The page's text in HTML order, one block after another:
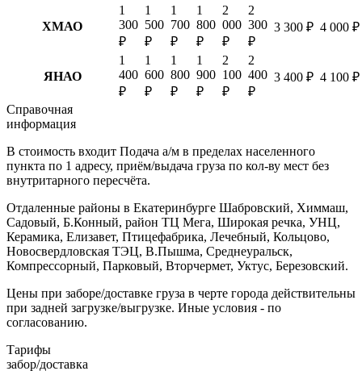
ХМАО
1
300
₽
1
500
₽
1
700
₽
1
800
₽
2
000
₽
2
300
₽
3 300 ₽ 4 000 ₽
ЯНАО
1
400
₽
1
600
₽
1
800
₽
1
900
₽
2
100
₽
2
400
₽
3 400 ₽ 4 100 ₽
Справочная
информация
В стоимость входит Подача а/м в пределах населенного
пункта по 1 адресу, приём/выдача груза по кол-ву мест без
внутритарного пересчёта.
Отдаленные районы в Екатеринбурге Шабровский, Химмаш,
Садовый, Б.Конный, район ТЦ Мега, Широкая речка, УНЦ,
Керамика, Елизавет, Птицефабрика, Лечебный, Кольцово,
Новосвердловская ТЭЦ, В.Пышма, Среднеуральск,
Компрессорный, Парковый, Вторчермет, Уктус, Березовский.
Цены при заборе/доставке груза в черте города действительны
при задней загрузке/выгрузке. Иные условия - по
согласованию.
Тарифы
забор/доставка